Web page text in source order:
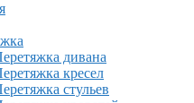
дивана
кресел
стульев